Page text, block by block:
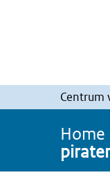
Centrum
Home